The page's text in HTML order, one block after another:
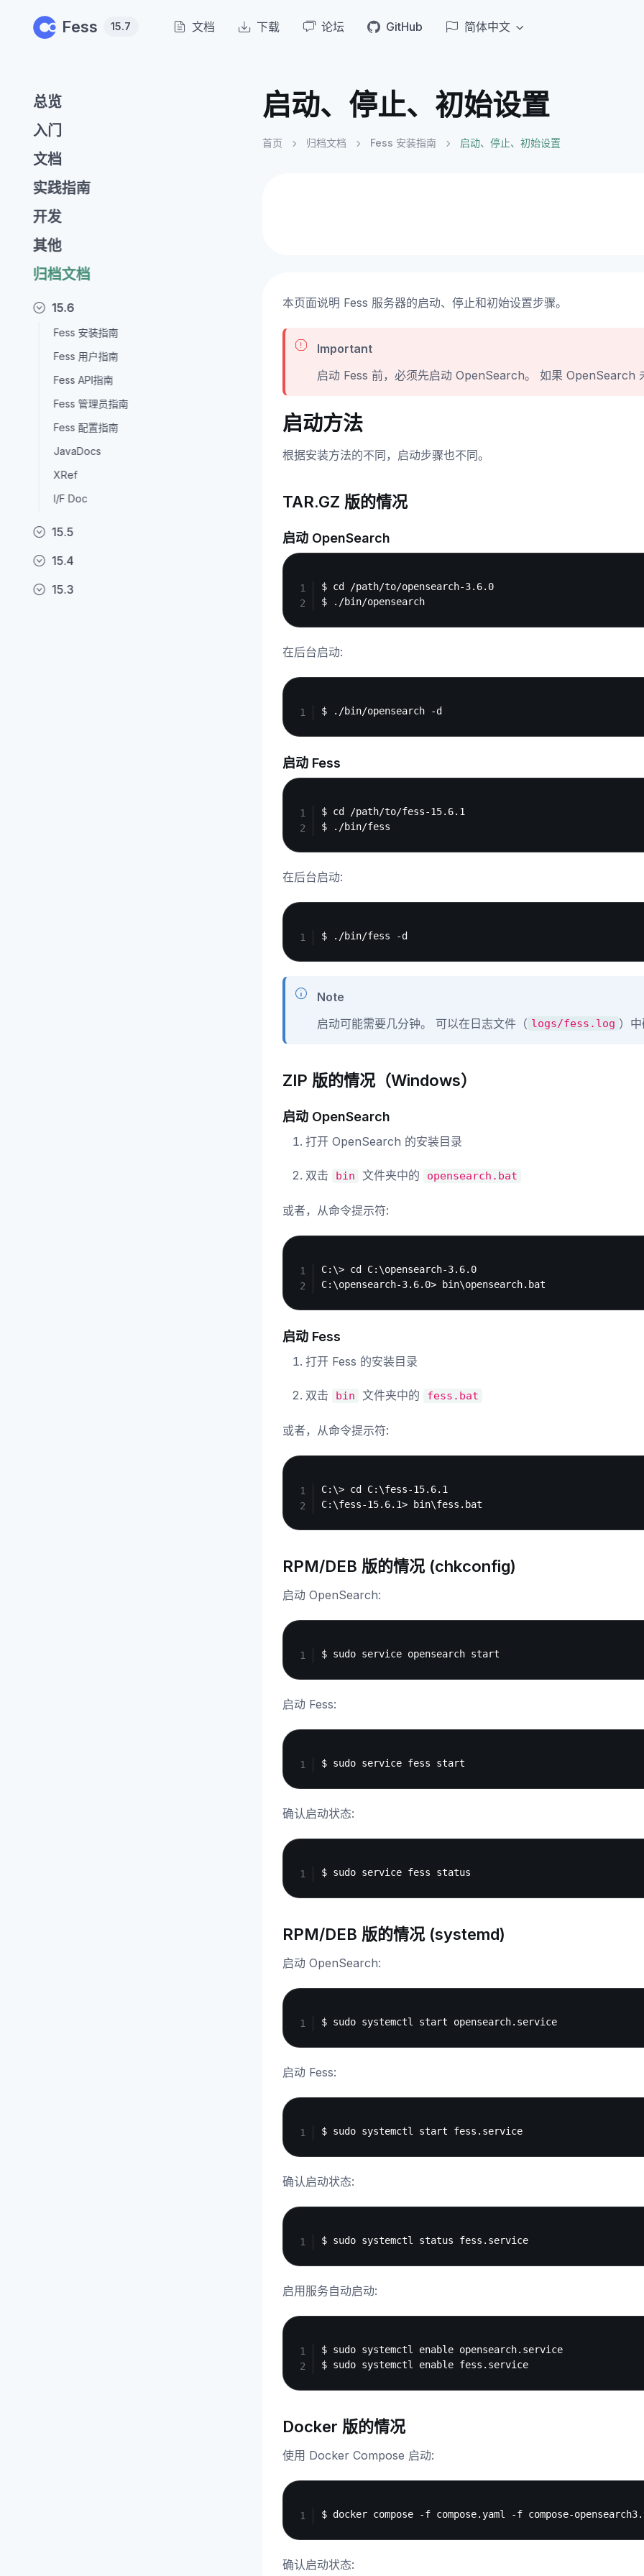
Fess 15.7 文档 下载 论坛 GitHub 简体中文
总览
入门
文档
实践指南
开发
其他
归档文档
15.6
Fess 安装指南
Fess 用户指南
Fess API指南
Fess 管理员指南
Fess 配置指南
JavaDocs
XRef
I/F Doc
15.5
15.4
15.3
启动、停止、初始设置
首页 归档文档 Fess 安装指南 启动、停止、初始设置
本页面说明 Fess 服务器的启动、停止和初始设置步骤。
Important
启动 Fess 前，必须先启动 OpenSearch。 如果 OpenSearch
启动方法
根据安装方法的不同，启动步骤也不同。
TAR.GZ 版的情况
启动 OpenSearch
$ cd /path/to/opensearch-3.6.0
$ ./bin/opensearch
在后台启动:
启动 Fess
$ cd /path/to/fess-15.6.1
在后台启动:
Note
启动可能需要几分钟。 可以在日志文件（ logs/fess.log ）
ZIP 版的情况（Windows）
启动 OpenSearch
打开 OpenSearch 的安装目录
双击 bin 文件夹中的 opensearch.bat
或者，从命令提示符:
C:\> cd C:\opensearch-3.6.0
启动 Fess
打开 Fess 的安装目录
双击 bin 文件夹中的 fess.bat
或者，从命令提示符:
C:\> cd C:\fess-15.6.1
RPM/DEB 版的情况 (chkconfig)
启动 OpenSearch:
启动 Fess:
确认启动状态:
RPM/DEB 版的情况 (systemd)
启动 OpenSearch:
$ sudo systemctl start opensearch.service
启动 Fess:
$ sudo systemctl start fess.service
确认启动状态:
$ sudo systemctl status fess.service
启用服务自动启动:
$ sudo systemctl enable opensearch.service
$ sudo systemctl enable fess.service
Docker 版的情况
使用 Docker Compose 启动:
确认启动状态: